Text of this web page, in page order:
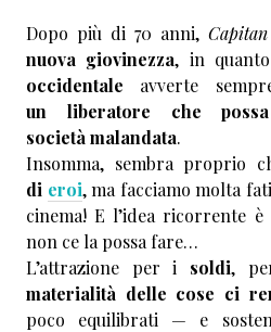
Dopo più di 70 anni,
nuova giovinezza, in
occidentale avverte
un liberatore che
società malandata.
Insomma, sembra proprio
di eroi, ma facciamo molta
cinema! E l’idea ricorrente è
non ce la possa fare…
L’attrazione per i soldi,
materialità delle cose ci
poco equilibrati — e